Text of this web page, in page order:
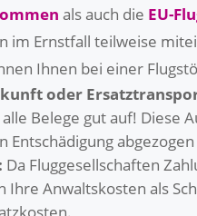
als auch die EU-
im Ernstfall teilweise
Ihnen bei einer
oder
Belege gut auf! Diese
Da Fluggesellschaften
Ihre Anwaltskosten als